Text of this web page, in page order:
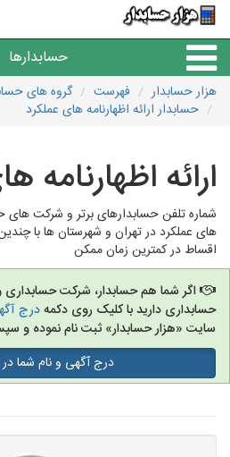
حسابدارها
موسسات
حسابداری
هزار حسابدار فهرست گروه های
حسابدار ارائه اظهارنامه های عملکرد
ارائه اظهارنامه
شماره تلفن حسابدارهای برتر و شرکت های
های عملکرد در تهران و شهرستان ها با
اقساط در کمترین زمان ممکن
اگر شما هم حسابدار، شرکت
حسابداری دارید با کلیک روی دکمهدرج
سایت «هزار حسابدار» ثبت نام نموده و
درج آگهی و نام شما